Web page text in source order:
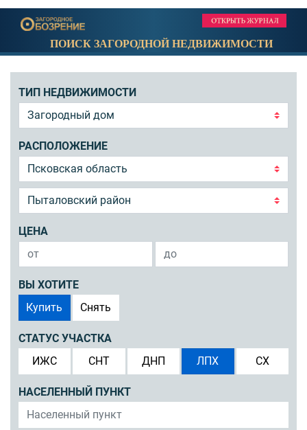
ПОИСК ЗАГОРОДНОЙ НЕДВИЖИМОСТИ
ТИП НЕДВИЖИМОСТИ
РАСПОЛОЖЕНИЕ
ЦЕНА
ВЫ ХОТИТЕ
Купить
Снять
СТАТУС УЧАСТКА
ИЖС
СНТ ДНП ЛПХ СХ
НАСЕЛЕННЫЙ ПУНКТ